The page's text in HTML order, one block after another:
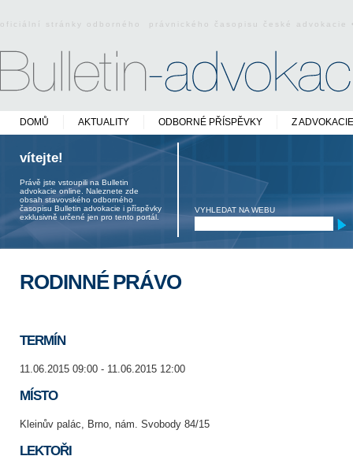
oficiální stránky odborného právnického časopisu české
DOMŮ AKTUALITY ODBORNÉ PŘÍSPĚVKY Z ADVOKACIE
vítejte!
Právě jste vstoupili na Bulletin
advokacie online. Naleznete zde
obsah stavovského odborného
časopisu Bulletin advokacie i příspěvky
exklusivně určené jen pro tento portál.
VYHLEDAT NA WEBU
RODINNÉ PRÁVO
TERMÍN
11.06.2015 09:00 - 11.06.2015 12:00
MÍSTO
Kleinův palác, Brno, nám. Svobody 84/15
LEKTOŘI